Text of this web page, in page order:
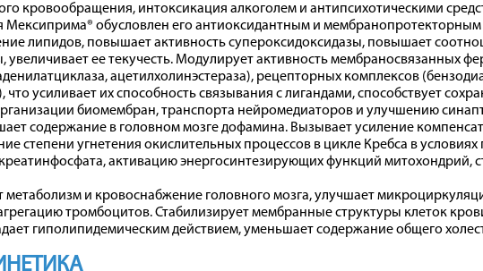
кровообращения, интоксикация алкоголем и антипсихотическими
Мексиприма® обусловлен его антиоксидантным и
липидов, повышает активность супероксидоксидазы, повышает
увеличивает ее текучесть. Модулирует активность мембраносвязанных
ацетилхолинэстераза), рецепторных комплексов
что усиливает их способность связывания с лигандами, способствует
биомембран, транспорта нейромедиаторов и улучшению
содержание в головном мозгe дофамина. Вызывает усиление
степени угнетения окислительных процессов в цикле Кребса в
активацию энергосинтезирующих функций митохондрий,
метаболизм и кровоснабжение головного мозга, улучшает
тромбоцитов. Стабилизирует мембранные структуры клеток
гиполипидемическим действием, уменьшает содержание общего